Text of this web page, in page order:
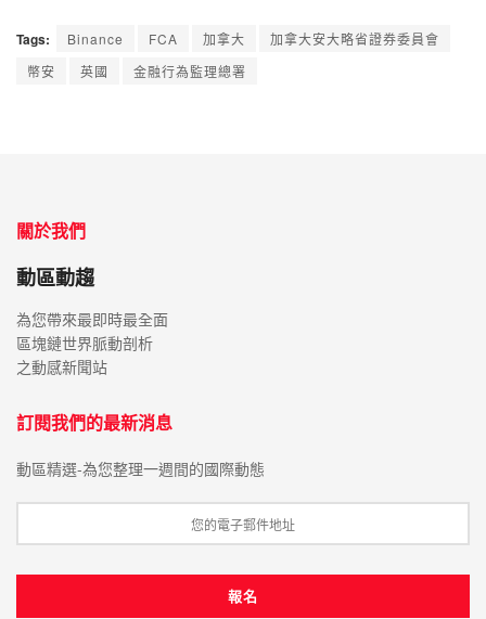
Tags: Binance FCA 加拿大
加拿大安大略省證券委員會
幣安
英國 金融行為監理總署
關於我們
動區動趨
為您帶來最即時最全面
區塊鏈世界脈動剖析
之動感新聞站
訂閱我們的最新消息
動區精選-為您整理一週間的國際動態